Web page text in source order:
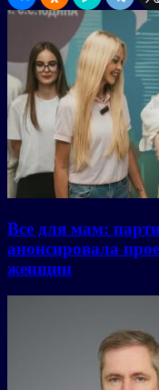
Все для мам:
анонсировала
женщин